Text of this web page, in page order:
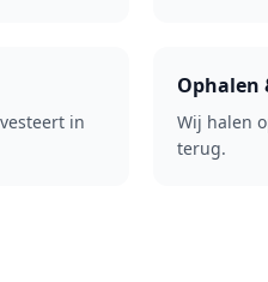
in
Ophalen
Wij halen
terug.